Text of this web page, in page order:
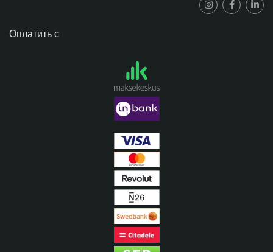
Оплатить с